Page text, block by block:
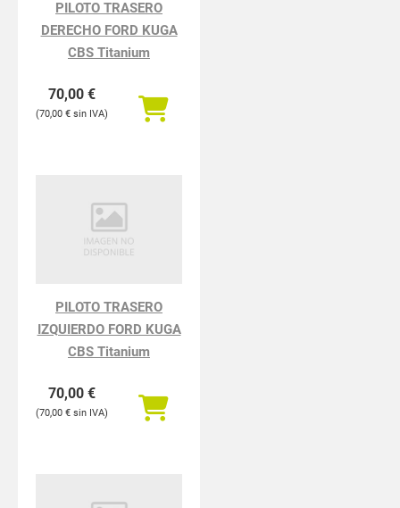
PILOTO TRASERO
DERECHO FORD KUGA
CBS Titanium
70,00 €
70,00 €
PILOTO TRASERO
IZQUIERDO FORD KUGA
CBS Titanium
70,00 €
70,00 €